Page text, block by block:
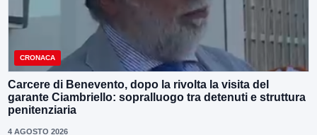
CRONACA
Carcere di Benevento, dopo la rivolta la visita del
garante Ciambriello: sopralluogo tra detenuti e struttura
penitenziaria
4 AGOSTO 2026